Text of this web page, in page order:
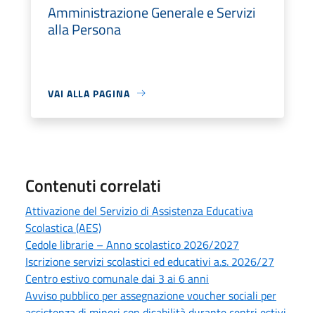
Amministrazione Generale e Servizi
alla Persona
VAI ALLA PAGINA
Contenuti correlati
Attivazione del Servizio di Assistenza Educativa
Scolastica (AES)
Cedole librarie – Anno scolastico 2026/2027
Iscrizione servizi scolastici ed educativi a.s. 2026/27
Centro estivo comunale dai 3 ai 6 anni
Avviso pubblico per assegnazione voucher sociali per